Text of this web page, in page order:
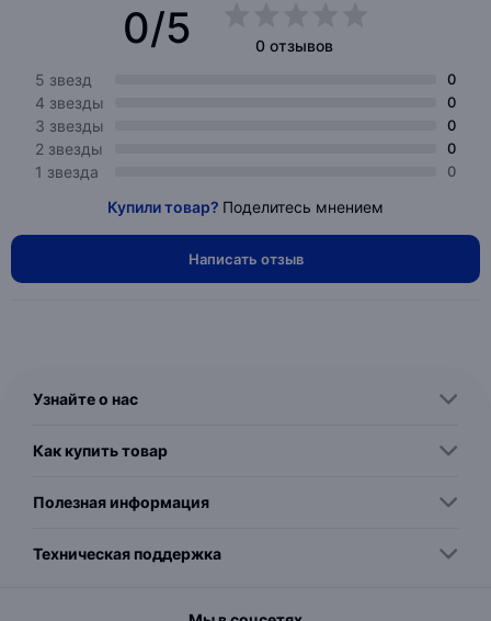
0/5
0 отзывов
5 звезд
0
4 звезды 0
3 звезды 0
2 звезды 0
1 звезда 0
Купили товар? Поделитесь мнением
Написать отзыв
Узнайте о нас
Как купить товар
Полезная информация
Техническая поддержка